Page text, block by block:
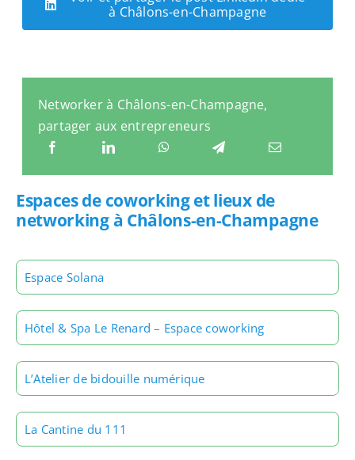
à Châlons-en-Champagne
Networker à Châlons-en-Champagne,
partager aux entrepreneurs
Espaces de coworking et lieux de
networking à Châlons-en-Champagne
Espace Solana
Hôtel & Spa Le Renard – Espace coworking
L’Atelier de bidouille numérique
La Cantine du 111